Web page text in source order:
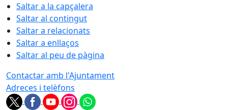
Saltar a la capçalera
Saltar al contingut
Saltar a relacionats
Saltar a enllaços
Saltar al peu de pàgina
Contactar amb l'Ajuntament
Adreces i telèfons